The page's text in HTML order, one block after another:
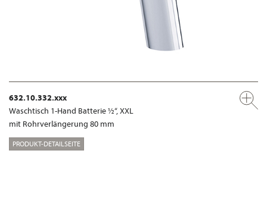
632.10.332.xxx
Waschtisch 1-Hand Batterie ½“, XXL
mit Rohrverlängerung 80 mm
PRODUKT-DETAILSEITE